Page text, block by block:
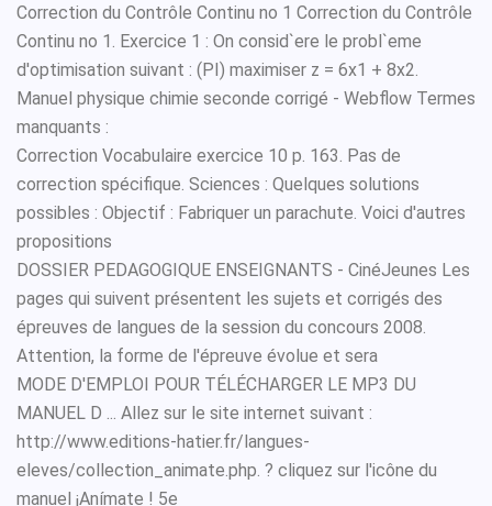
Correction du Contrôle Continu no 1 Correction du Contrôle
Continu no 1. Exercice 1 : On consid`ere le probl`eme
d'optimisation suivant : (PI) maximiser z = 6x1 + 8x2.
Manuel physique chimie seconde corrigé - Webflow Termes
manquants :
Correction Vocabulaire exercice 10 p. 163. Pas de
correction spécifique. Sciences : Quelques solutions
possibles : Objectif : Fabriquer un parachute. Voici d'autres
propositions
DOSSIER PEDAGOGIQUE ENSEIGNANTS - CinéJeunes Les
pages qui suivent présentent les sujets et corrigés des
épreuves de langues de la session du concours 2008.
Attention, la forme de l'épreuve évolue et sera
MODE D'EMPLOI POUR TÉLÉCHARGER LE MP3 DU
MANUEL D ... Allez sur le site internet suivant :
http://www.editions-hatier.fr/langues-
eleves/collection_animate.php. ? cliquez sur l'icône du
manuel ¡Anímate ! 5e